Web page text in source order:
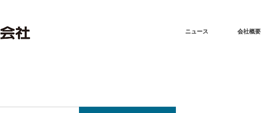
ニュース 会社概要